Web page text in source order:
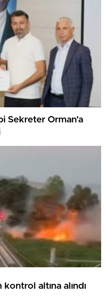
Sekreter Orman’a
altına alındı